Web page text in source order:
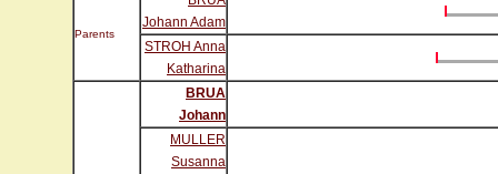
Parents
Johann Adam
STROH Anna
Katharina
BRUA
Johann
MULLER
Susanna